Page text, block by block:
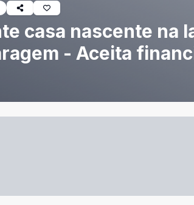
casa nascente na
- Aceita